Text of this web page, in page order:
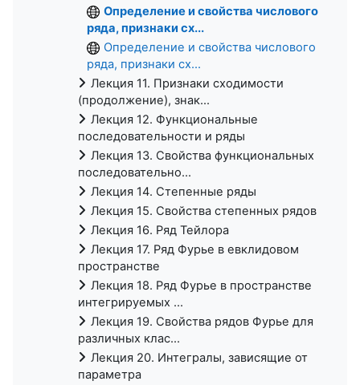
Определение и свойства числового
ряда, признаки сх...
Определение и свойства числового
ряда, признаки сх...
Лекция 11. Признаки сходимости
(продолжение), знак...
Лекция 12. Функциональные
последовательности и ряды
Лекция 13. Свойства функциональных
последовательно...
Лекция 14. Степенные ряды
Лекция 15. Свойства степенных рядов
Лекция 16. Ряд Тейлора
Лекция 17. Ряд Фурье в евклидовом
пространстве
Лекция 18. Ряд Фурье в пространстве
интегрируемых ...
Лекция 19. Свойства рядов Фурье для
различных клас...
Лекция 20. Интегралы, зависящие от
параметра